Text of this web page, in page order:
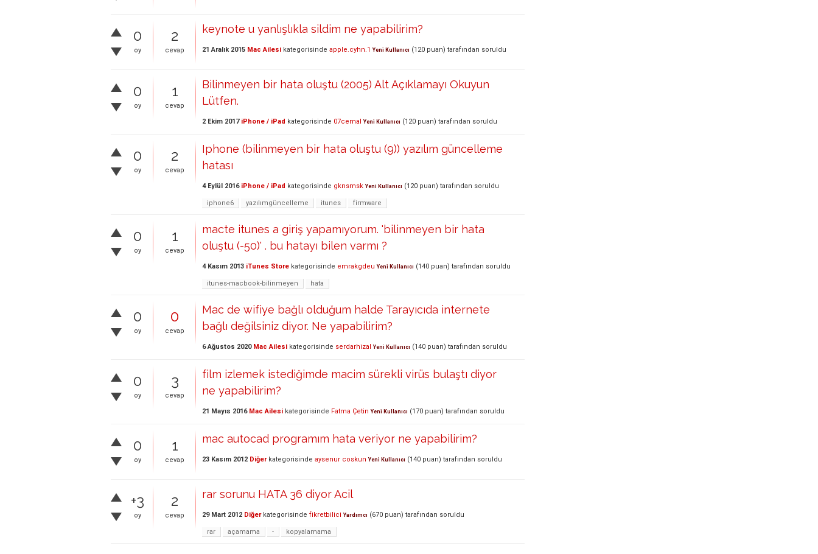
0
oy
2
cevap
keynote u yanlışlıkla sildim ne yapabilirim?
21 Aralık 2015 Mac Ailesi kategorisinde apple.cyhn.1 Yeni Kullanıcı (120 puan) tarafından soruldu
0
oy
1
cevap
Bilinmeyen bir hata oluştu (2005) Alt Açıklamayı Okuyun
Lütfen.
2 Ekim 2017 iPhone / iPad kategorisinde 07cemal Yeni Kullanıcı (120 puan) tarafından soruldu
0
oy
2
cevap
Iphone (bilinmeyen bir hata oluştu (9)) yazılım güncelleme
hatası
4 Eylül 2016 iPhone / iPad kategorisinde gknsmsk Yeni Kullanıcı (120 puan) tarafından soruldu
iphone6 yazılımgüncelleme itunes firmware
0
oy
1
cevap
macte itunes a giriş yapamıyorum. 'bilinmeyen bir hata
oluştu (-50)' . bu hatayı bilen varmı ?
4 Kasım 2013 iTunes Store kategorisinde emrakgdeu Yeni Kullanıcı (140 puan) tarafından soruldu
itunes-macbook-bilinmeyen hata
0
oy
0
cevap
Mac de wifiye bağlı olduğum halde Tarayıcıda internete
bağlı değilsiniz diyor. Ne yapabilirim?
6 Ağustos 2020 Mac Ailesi kategorisinde serdarhizal Yeni Kullanıcı (140 puan) tarafından soruldu
0
oy
3
cevap
film izlemek istediğimde macim sürekli virüs bulaştı diyor
ne yapabilirim?
21 Mayıs 2016 Mac Ailesi kategorisinde Fatma Çetin Yeni Kullanıcı (170 puan) tarafından soruldu
0
oy
1
cevap
mac autocad programım hata veriyor ne yapabilirim?
23 Kasım 2012 Diğerkategorisinde aysenur coskun Yeni Kullanıcı (140 puan) tarafından soruldu
+3
oy
2
cevap
rar sorunu HATA 36 diyor Acil
29 Mart 2012 Diğerkategorisinde fikretbilici Yardımcı (670 puan) tarafından soruldu
rar açamama - kopyalamama